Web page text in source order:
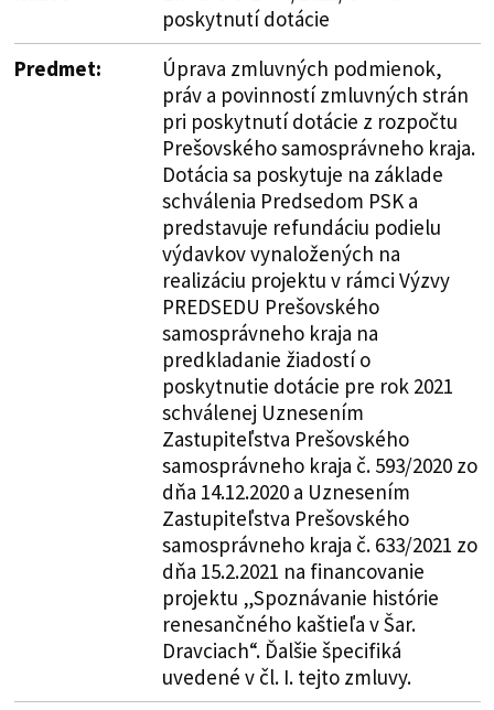
poskytnutí dotácie
Predmet:
Úprava zmluvných podmienok,
práv a povinností zmluvných strán
pri poskytnutí dotácie z rozpočtu
Prešovského samosprávneho kraja.
Dotácia sa poskytuje na základe
schválenia Predsedom PSK a
predstavuje refundáciu podielu
výdavkov vynaložených na
realizáciu projektu v rámci Výzvy
PREDSEDU Prešovského
samosprávneho kraja na
predkladanie žiadostí o
poskytnutie dotácie pre rok 2021
schválenej Uznesením
Zastupiteľstva Prešovského
samosprávneho kraja č. 593/2020 zo
dňa 14.12.2020 a Uznesením
Zastupiteľstva Prešovského
samosprávneho kraja č. 633/2021 zo
dňa 15.2.2021 na financovanie
projektu „Spoznávanie histórie
renesančného kaštieľa v Šar.
Dravciach“. Ďalšie špecifiká
uvedené v čl. I. tejto zmluvy.